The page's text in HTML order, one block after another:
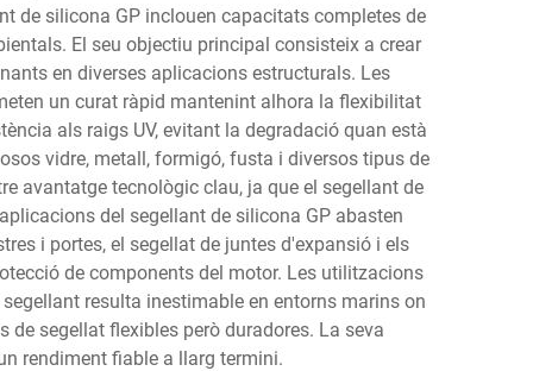
de silicona GP inclouen capacitats completes de
El seu objectiu principal consisteix a crear
en diverses aplicacions estructurals. Les
un curat ràpid mantenint alhora la flexibilitat
als raigs UV, evitant la degradació quan està
vidre, metall, formigó, fusta i diversos tipus de
avantatge tecnològic clau, ja que el segellant de
del segellant de silicona GP abasten
i portes, el segellat de juntes d'expansió i els
de components del motor. Les utilitzacions
resulta inestimable en entorns marins on
segellat flexibles però duradores. La seva
rendiment fiable a llarg termini.